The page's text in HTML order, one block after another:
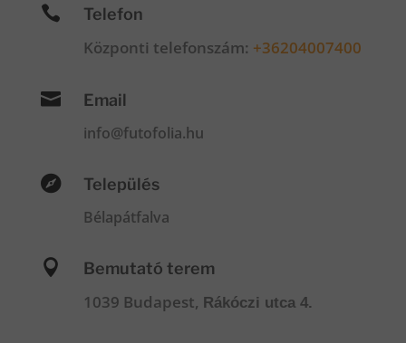
 Telefon
Központi telefonszám: +36204007400
 Email
info@futofolia.hu
 Település
Bélapátfalva
 Bemutató terem
1039 Budapest, Rákóczi utca 4.